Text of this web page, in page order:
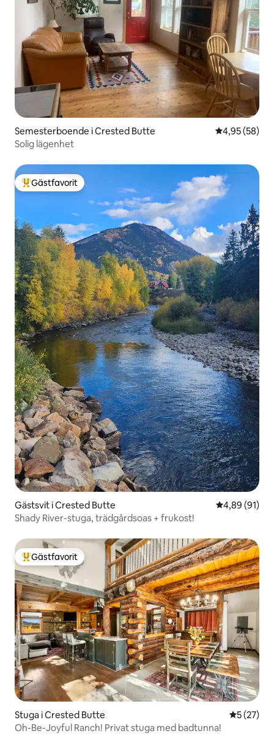
Semesterboende i Crested Butte 4,95 av 5 i
4,95 (58)
Solig lägenhet
Populär gästfavorit
Gästfavorit
Gästsvit i Crested Butte 4,89 av 5 i
4,89 (91)
Shady River-stuga, trädgårdsoas + frukost!
Populär gästfavorit
Gästfavorit
Stuga i Crested Butte 5 av 5 i
5 (27)
Oh-Be-Joyful Ranch! Privat stuga med badtunna!